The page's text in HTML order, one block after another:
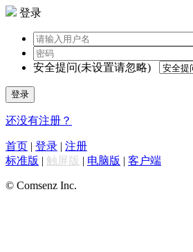
登录
安全提问(未设置请忽略)
登录
还没有注册？
首页 | 登录 | 注册
标准版 | 触屏版 | 电脑版 | 客户端
© Comsenz Inc.